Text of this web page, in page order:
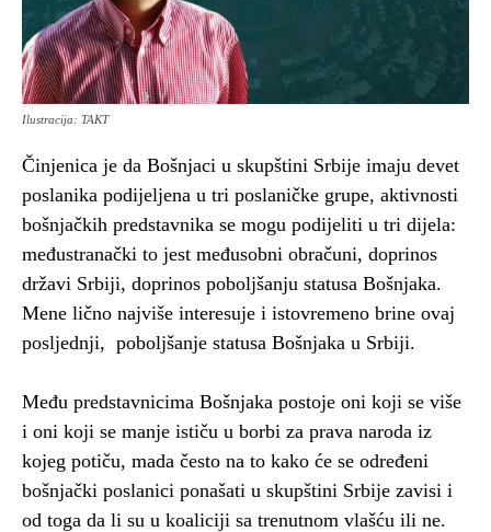
Ilustracija: TAKT
Činjenica je da Bošnjaci u skupštini Srbije imaju devet
poslanika podijeljena u tri poslaničke grupe, aktivnosti
bošnjačkih predstavnika se mogu podijeliti u tri dijela:
međustranački to jest međusobni obračuni, doprinos
državi Srbiji, doprinos poboljšanju statusa Bošnjaka.
Mene lično najviše interesuje i istovremeno brine ovaj
posljednji, poboljšanje statusa Bošnjaka u Srbiji.
Među predstavnicima Bošnjaka postoje oni koji se više
i oni koji se manje ističu u borbi za prava naroda iz
kojeg potiču, mada često na to kako će se određeni
bošnjački poslanici ponašati u skupštini Srbije zavisi i
od toga da li su u koaliciji sa trenutnom vlašću ili ne.